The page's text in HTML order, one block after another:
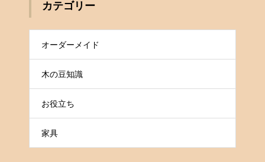
カテゴリー
オーダーメイド
木の豆知識
お役立ち
家具